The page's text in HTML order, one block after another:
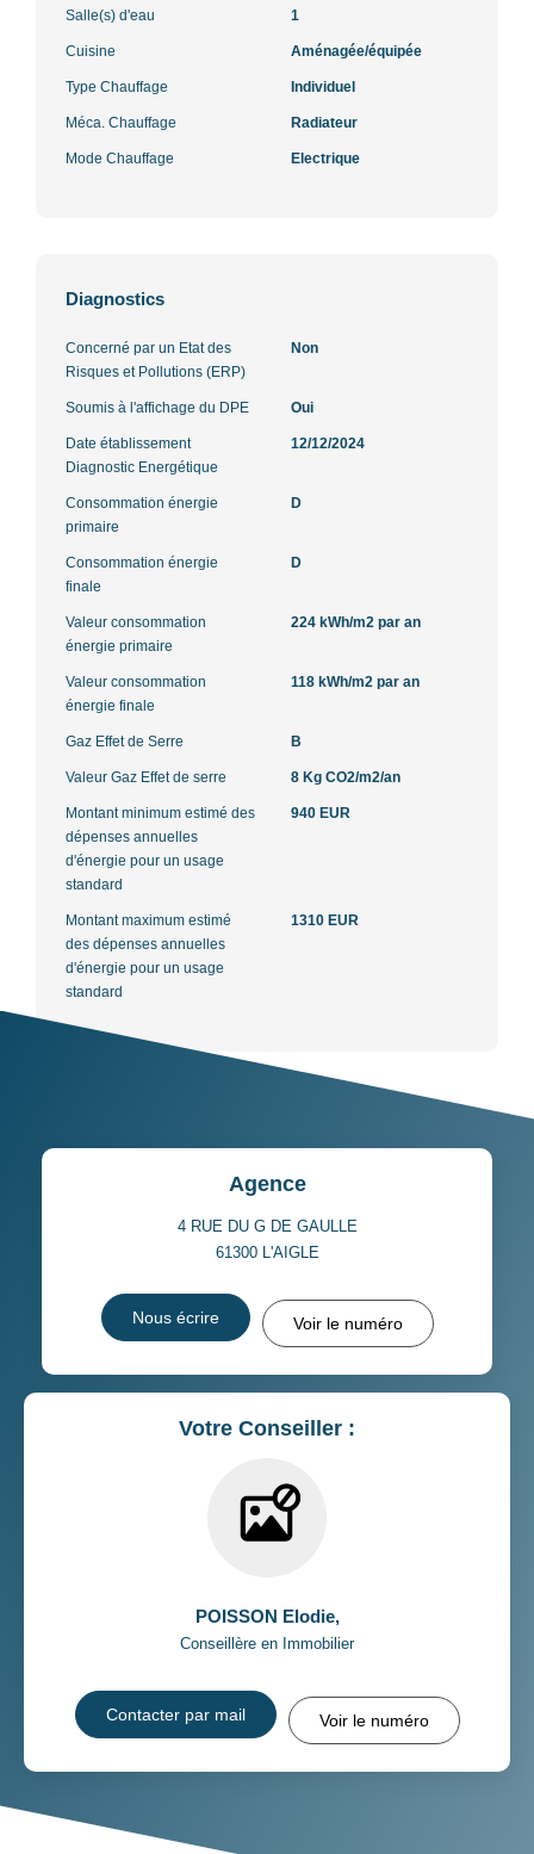
Salle(s) d'eau 1
Cuisine Aménagée/équipée
Type Chauffage Individuel
Méca. Chauffage Radiateur
Mode Chauffage Electrique
Diagnostics
Concerné par un Etat des
Risques et Pollutions (ERP)
Non
Soumis à l'affichage du DPE Oui
Date établissement
Diagnostic Energétique
12/12/2024
Consommation énergie
primaire
D
Consommation énergie
finale
D
Valeur consommation
énergie primaire
224 kWh/m2 par an
Valeur consommation
énergie finale
118 kWh/m2 par an
Gaz Effet de Serre B
Valeur Gaz Effet de serre 8 Kg CO2/m2/an
Montant minimum estimé des
dépenses annuelles
d'énergie pour un usage
standard
940 EUR
Montant maximum estimé
des dépenses annuelles
d'énergie pour un usage
standard
1310 EUR
Agence
4 RUE DU G DE GAULLE
61300 L'AIGLE
Nous écrire Voir le numéro
Votre Conseiller :
POISSON Elodie,
Conseillère en Immobilier
Contacter par mail Voir le numéro